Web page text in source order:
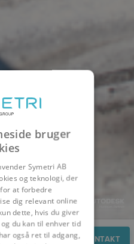
KONTAKT
bruger
Symetri AB
og teknologi, der
at forbedre
dig relevant online
dette, hvis du giver
du kan til enhver tid
også ret til adgang,